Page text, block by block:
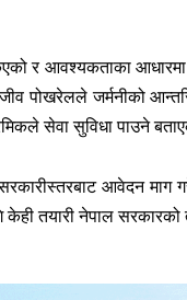
र आवश्यकताका
पोखरेलले जर्मनीको
सेवा सुविधा पाउने
आवेदन माग
केही तयारी नेपाल